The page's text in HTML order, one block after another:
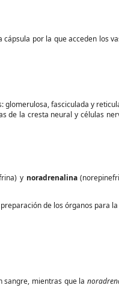
por la que acceden los
glomerulosa, fasciculada y
de la cresta neural y células
y noradrenalina
preparación de los órganos para
sangre, mientras que la